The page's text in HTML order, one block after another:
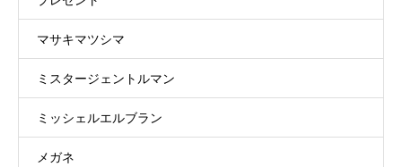
マサキマツシマ
ミスタージェントルマン
ミッシェルエルブラン
メガネ